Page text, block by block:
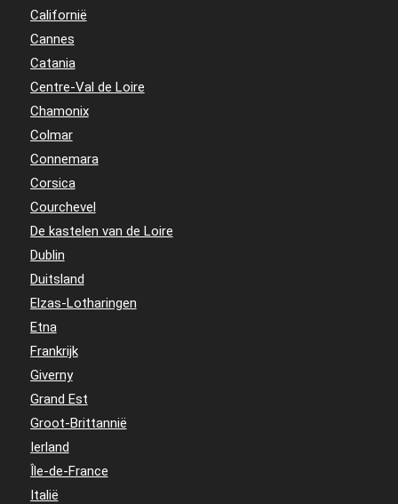
Californië
Cannes
Catania
Centre-Val de Loire
Chamonix
Colmar
Connemara
Corsica
Courchevel
De kastelen van de Loire
Dublin
Duitsland
Elzas-Lotharingen
Etna
Frankrijk
Giverny
Grand Est
Groot-Brittannië
Ierland
Île-de-France
Italië